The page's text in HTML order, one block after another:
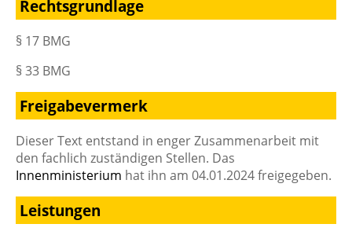
Rechtsgrundlage
§ 17 BMG
§ 33 BMG
Freigabevermerk
Dieser Text entstand in enger Zusammenarbeit mit
den fachlich zuständigen Stellen. Das
Innenministerium hat ihn am 04.01.2024 freigegeben.
Leistungen